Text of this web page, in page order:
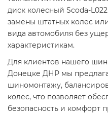
диск колесный Scoda-
замены штатных колес
вида автомобиля без
характеристикам.
Для клиентов нашего
Донецке ДНР мы
шиномонтажу,
колес, что позволяет
безопасность и комфорт